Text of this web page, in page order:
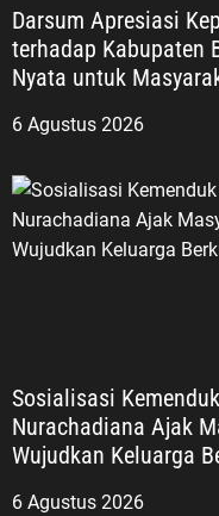
Darsum Apresiasi
terhadap Kabupaten
Nyata untuk
6 Agustus 2026
Sosialisasi
Nurachadiana Ajak
Wujudkan Keluarga
6 Agustus 2026